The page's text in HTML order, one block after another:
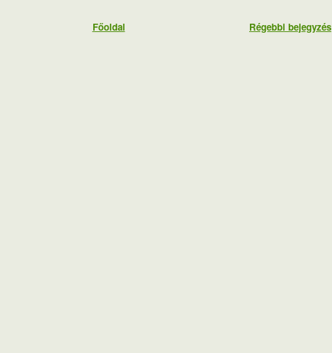
Régebbi bejegyzés
Főoldal